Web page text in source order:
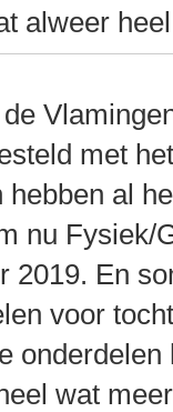
alweer
met
hebben al
nu Fysiek/
2019. En
voor
wat